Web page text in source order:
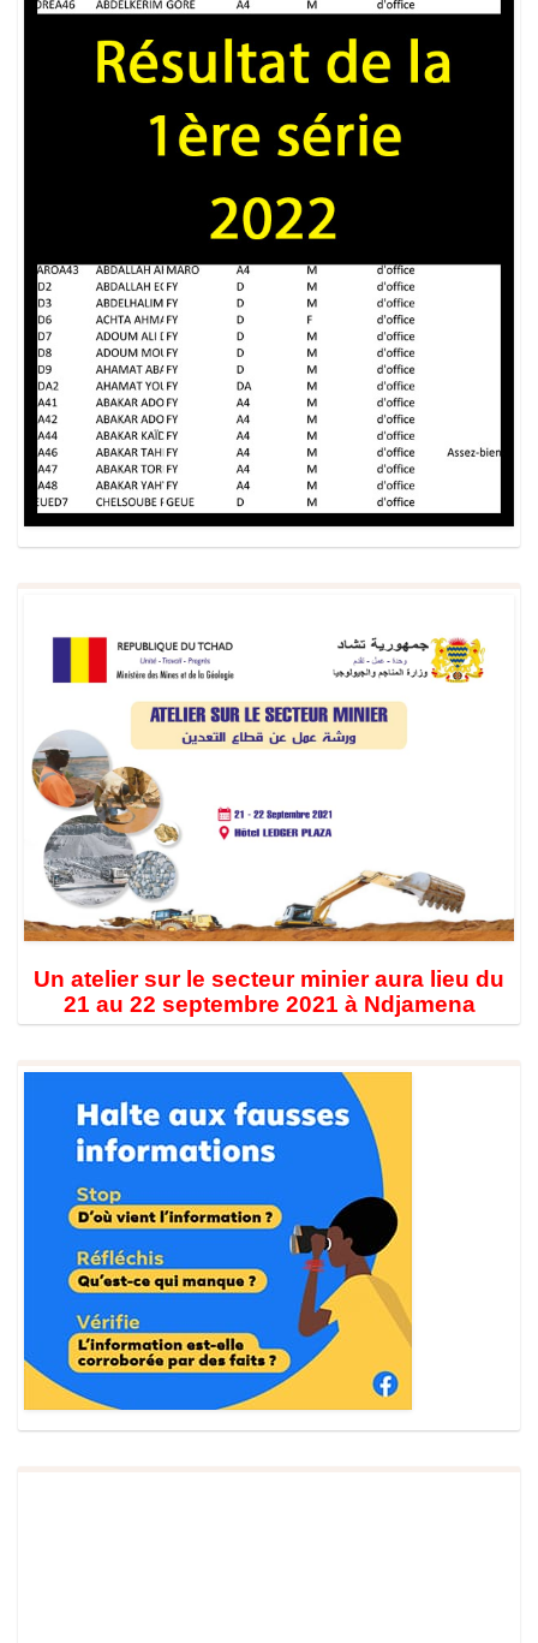
Un atelier sur le secteur minier aura lieu du
21 au 22 septembre 2021 à Ndjamena